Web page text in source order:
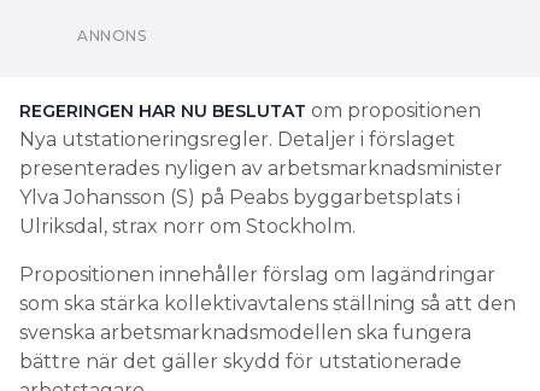
Nya utstationeringsregler. Detaljer i förslaget
Ulriksdal, strax norr om Stockholm.
Propositionen innehåller förslag om lagändringar
som ska stärka kollektivavtalens ställning så att den
svenska arbetsmarknadsmodellen ska fungera
bättre när det gäller skydd för utstationerade
arbetstagare.
“Det är viktigt för de svenska